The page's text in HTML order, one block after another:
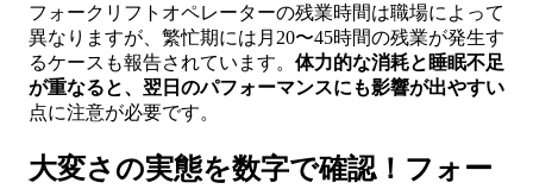
フォークリフトオペレーターの残業時間は職場によって
異なりますが、繁忙期には月20〜45時間の残業が発生す
るケースも報告されています。 体力的な消耗と睡眠不足
が重なると、翌日のパフォーマンスにも影響が出やすい
点に注意が必要です。
大変さの実態を数字で確認！フォー